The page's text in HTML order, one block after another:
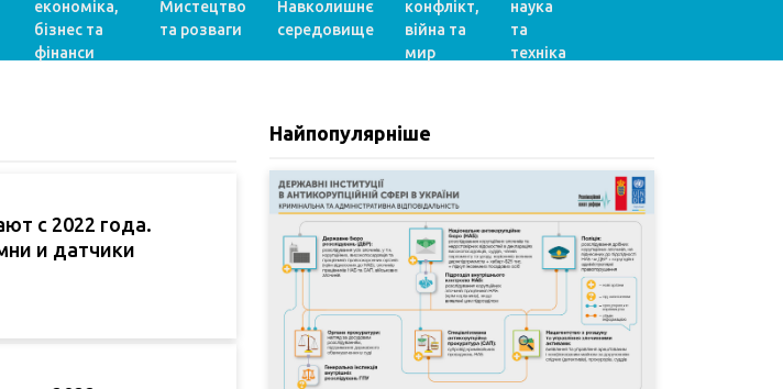
економіка,
бізнес та
фінанси
Мистецтво
та розваги
Навколишнє
середовище
конфлікт,
війна та
мир
наука
та
техніка
с 2022 года.
и датчики
Найпопулярніше